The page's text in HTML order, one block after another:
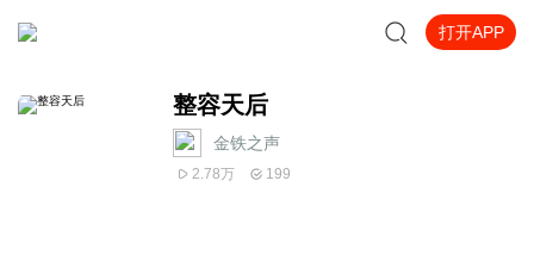
打开APP
整容天后
金铁之声
2.78万 199